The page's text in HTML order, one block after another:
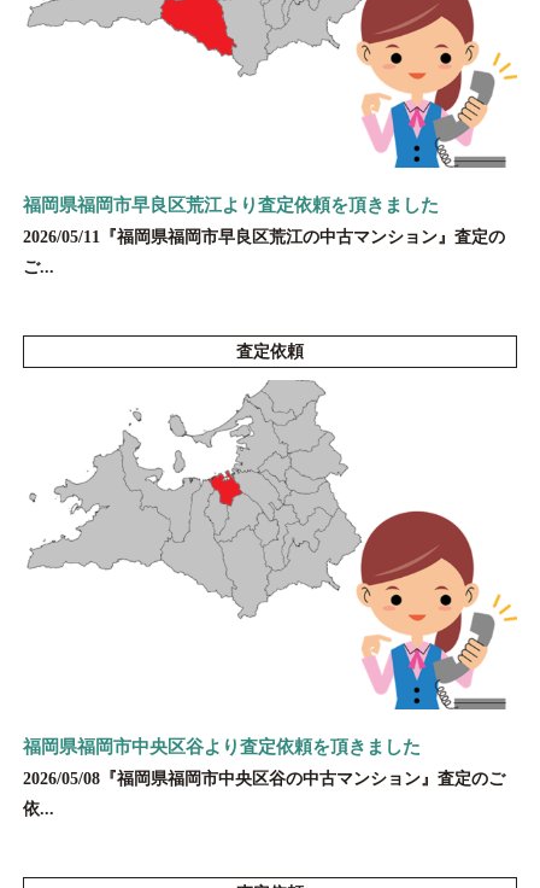
福岡県福岡市早良区荒江より査定依頼を頂きました
2026/05/11『福岡県福岡市早良区荒江の中古マンション』査定の
ご...
査定依頼
福岡県福岡市中央区谷より査定依頼を頂きました
2026/05/08『福岡県福岡市中央区谷の中古マンション』査定のご
依...